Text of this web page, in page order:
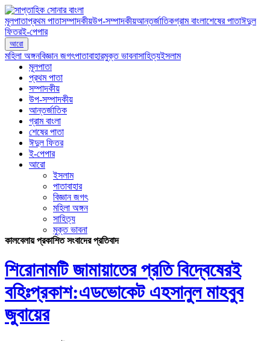
মূলপাতাপ্রথম পাতাসম্পাদকীয়উপ-সম্পাদকীয়আন্তর্জাতিকগ্রাম বাংলাশেষের পাতাঈদুল
ফিতরই-পেপার
আরো
মহিলা অঙ্গনবিজ্ঞান জগৎপাতাবাহারমুক্ত ভাবনাসাহিত্যইসলাম
মূলপাতা
প্রথম পাতা
সম্পাদকীয়
উপ-সম্পাদকীয়
আন্তর্জাতিক
গ্রাম বাংলা
শেষের পাতা
ঈদুল ফিতর
ই-পেপার
আরো
ইসলাম
পাতাবাহার
বিজ্ঞান জগৎ
মহিলা অঙ্গন
সাহিত্য
মুক্ত ভাবনা
কালবেলায় প্রকাশিত সংবাদের প্রতিবাদ
শিরোনামটি জামায়াতের প্রতি বিদ্বেষেরই
বহিঃপ্রকাশ:এডভোকেট এহসানুল মাহবুব
জুবায়ের